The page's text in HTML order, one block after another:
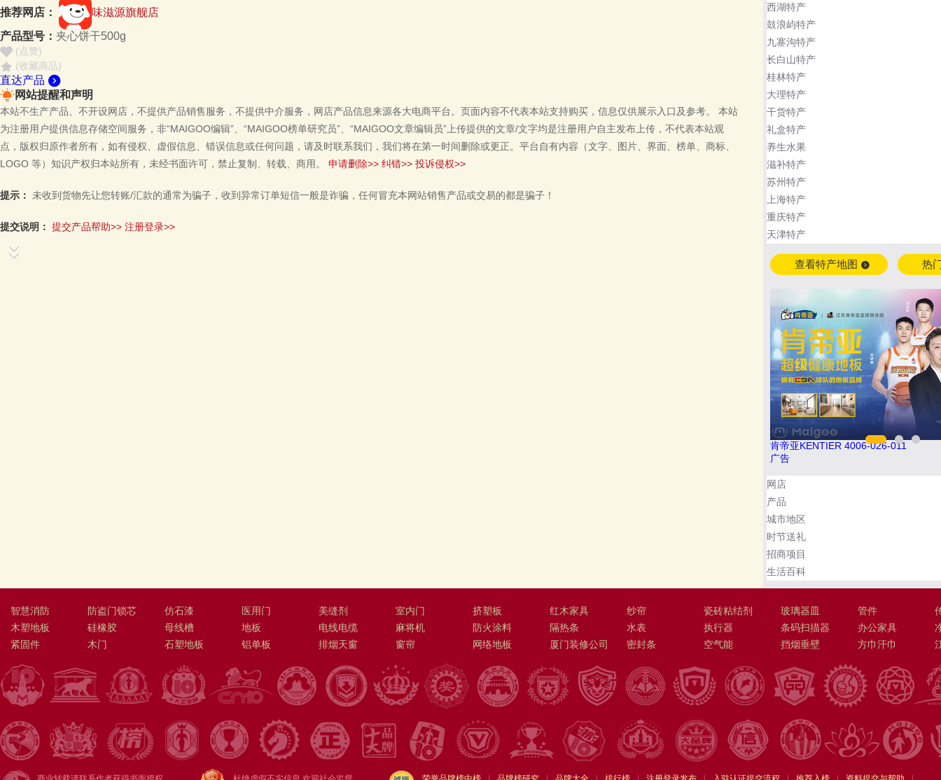
推荐网店：
味滋源旗舰店
产品型号： 夹心饼干500g
(点赞)
(收藏商品)
直达产品
网站提醒和声明
本站不生产产品、不开设网店，不提供产品销售服务，不提供中介服务，网店产品信息来源各大电商平台。页面内容不代表本站支持购买，信息仅供展示入口及参考。
本站
为注册用户提供信息存储空间服务，非“MAIGOO编辑”、“MAIGOO榜单研究员”、“MAIGOO文章编辑员”上传提供的文章/文字均是注册用户自主发布上传，不代表本站观
点，版权归原作者所有，如有侵权、虚假信息、错误信息或任何问题，请及时联系我们，我们将在第一时间删除或更正。平台自有内容（文字、图片、界面、榜单、商标、
LOGO 等）知识产权归本站所有，未经书面许可，禁止复制、转载、商用。
申请删除>> 纠错>> 投诉侵权>>
提示： 未收到货物先让您转账/汇款的通常为骗子，收到异常订单短信一般是诈骗，任何冒充本网站销售产品或交易的都是骗子！
提交说明： 提交产品帮助>> 注册登录>>
西湖特产
鼓浪屿特产
九寨沟特产
长白山特产
桂林特产
大理特产
干货特产
礼盒特产
养生水果
滋补特产
苏州特产
上海特产
重庆特产
天津特产
查看特产地图 热
伟业ENF板材 020-84900747
广告
网店
产品
城市地区
时节送礼
招商项目
生活百科
智慧消防 防盗门锁芯 仿石漆 医用门 美缝剂 室内门 挤塑板 红木家具 纱帘 瓷砖粘结剂 玻璃器皿 管件
木塑地板
硅橡胶 母线槽 地板 电线电缆 麻将机 防火涂料 隔热条 水表 执行器 条码扫描器 办公家具
紧固件
木门 石塑地板 铝单板 排烟天窗 窗帘 网络地板 厦门装修公司 密封条 空气能 挡烟垂壁 方巾汗巾